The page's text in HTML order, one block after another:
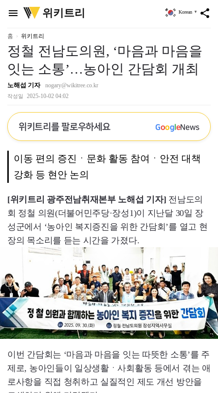
menu
위
키
리
위키트리 share
Korean ▼
홈 위키트리
정철 전남도의원, ‘마음과 마음을
잇는 소통’…농아인 간담회 개최
노해섭 기자 nogary@wikitree.co.kr
작성일 2025-10-02 04:02
위키트리를 팔로우하세요 GoogleNews
이동 편의 증진ㆍ문화 활동 참여ㆍ안전 대책
강화 등 현안 논의
[위키트리 광주전남취재본부 노해섭 기자] 전남도의
회 정철 의원(더불어민주당·장성1)이 지난달 30일 장
성군에서 ‘농아인 복지증진을 위한 간담회’를 열고 현
장의 목소리를 듣는 시간을 가졌다.
이번 간담회는 ‘마음과 마음을 잇는 따뜻한 소통’를 주
제로, 농아인들이 일상생활ㆍ사회활동 등에서 겪는 애
로사항을 직접 청취하고 실질적인 제도 개선 방안을